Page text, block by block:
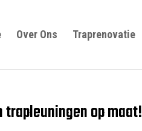
Over Ons Traprenovatie
op maat!